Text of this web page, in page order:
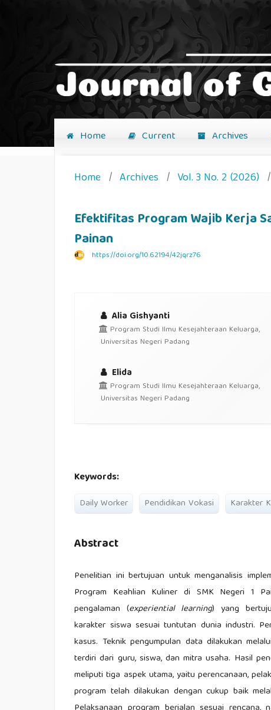
Home Current Archives
Home / Archives / Vol. 3 No. 2 (2026) /
Efektifitas Program Wajib Kerja
Painan
https://doi.org/10.62194/42jqrz76
Alia Gishyanti
Program Studi Ilmu Kesejahteraan Keluarga,
Universitas Negeri Padang
Elida
Program Studi Ilmu Kesejahteraan Keluarga,
Universitas Negeri Padang
Keywords:
Daily Worker Pendidikan Vokasi Karakter
Abstract
Penelitian ini bertujuan untuk menganalisis
Program Keahlian Kuliner di SMK Negeri 1
pengalaman (experiential learning) yang
karakter siswa sesuai tuntutan dunia industri.
kasus. Teknik pengumpulan data dilakukan
terdiri dari guru, siswa, dan mitra usaha. Hasil
meliputi tiga aspek utama, yaitu perencanaan,
program telah dilakukan dengan cukup baik